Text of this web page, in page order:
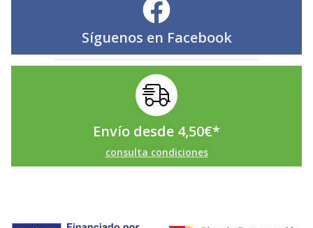
Síguenos en Facebook
Envío desde 4,50€*
consulta condiciones